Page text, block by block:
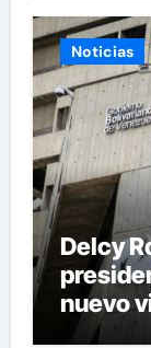
Noticias
Delcy
nuevo